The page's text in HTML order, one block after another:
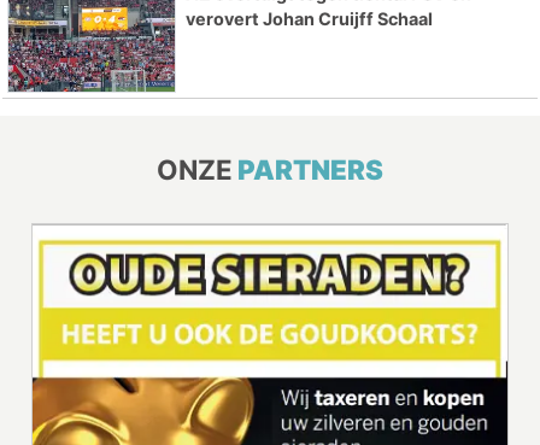
verovert Johan Cruijff Schaal
ONZE PARTNERS